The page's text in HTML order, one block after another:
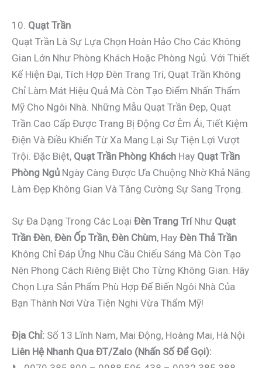
10. Quạt Trần
Quạt Trần Là Sự Lựa Chọn Hoàn Hảo Cho Các Không
Gian Lớn Như Phòng Khách Hoặc Phòng Ngủ. Với Thiết
Kế Hiện Đại, Tích Hợp Đèn Trang Trí, Quạt Trần Không
Chỉ Làm Mát Hiệu Quả Mà Còn Tạo Điểm Nhấn Thẩm
Mỹ Cho Ngôi Nhà. Những Mẫu Quạt Trần Đẹp, Quạt
Trần Cao Cấp Được Trang Bị Động Cơ Êm Ái, Tiết Kiệm
Điện Và Điều Khiển Từ Xa Mang Lại Sự Tiện Lợi Vượt
Trội. Đặc Biệt, Quạt Trần Phòng Khách Hay Quạt Trần
Phòng Ngủ Ngày Càng Được Ưa Chuộng Nhờ Khả Năng
Làm Đẹp Không Gian Và Tăng Cường Sự Sang Trọng.
Sự Đa Dạng Trong Các Loại Đèn Trang TríNhư Quạt
Trần Đèn, Đèn Ốp Trần, Đèn Chùm, Hay Đèn Thả Trần
Không Chỉ Đáp Ứng Nhu Cầu Chiếu Sáng Mà Còn Tạo
Nên Phong Cách Riêng Biệt Cho Từng Không Gian. Hãy
Chọn Lựa Sản Phẩm Phù Hợp Để Biến Ngôi Nhà Của
Bạn Thành Nơi Vừa Tiện Nghi Vừa Thẩm Mỹ!
Địa Chỉ: Số 13 Lĩnh Nam, Mai Động, Hoàng Mai, Hà Nội
Liên Hệ Nhanh Qua ĐT/Zalo (nhấn Số Để Gọi):